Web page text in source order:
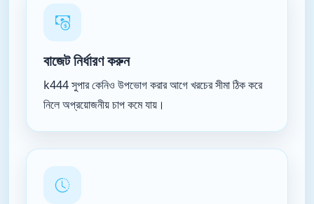
বাজেট নির্ধারণ করুন
k444 সুপার কেনিও উপভোগ করার আগে খরচের সীমা ঠিক করে
নিলে অপ্রয়োজনীয় চাপ কমে যায়।